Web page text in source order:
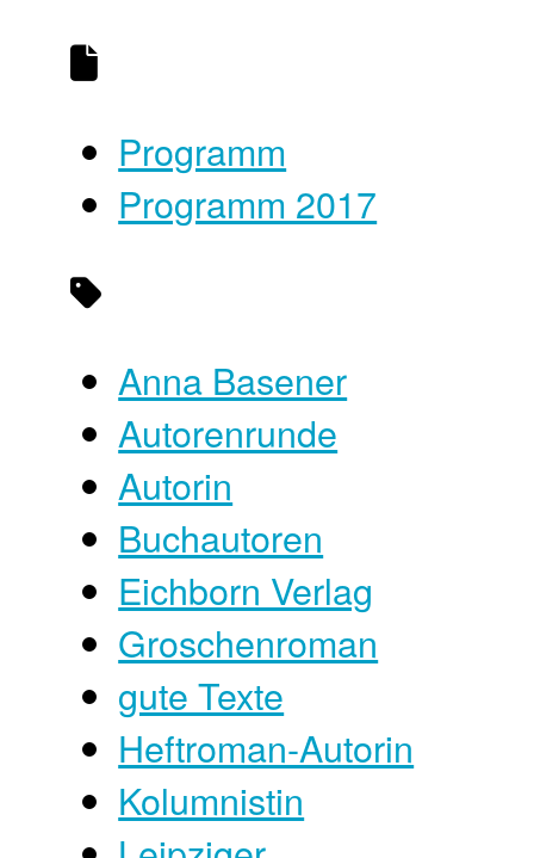
Programm
Programm 2017
Anna Basener
Autorenrunde
Autorin
Buchautoren
Eichborn Verlag
Groschenroman
gute Texte
Heftroman-Autorin
Kolumnistin